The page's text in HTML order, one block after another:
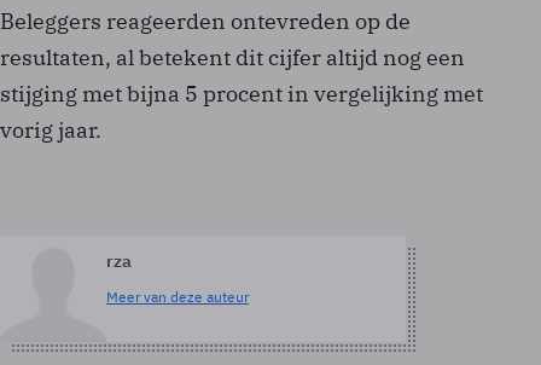
Beleggers reageerden ontevreden op de
resultaten, al betekent dit cijfer altijd nog een
stijging met bijna 5 procent in vergelijking met
vorig jaar.
rza
Meer van deze auteur